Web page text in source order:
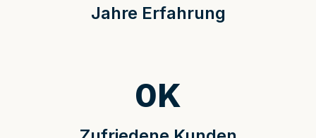
Jahre Erfahrung
0K